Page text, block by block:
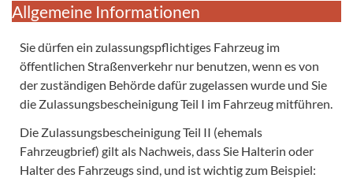
Allgemeine Informationen
Sie dürfen ein zulassungspflichtiges Fahrzeug im
öffentlichen Straßenverkehr nur benutzen, wenn es von
der zuständigen Behörde dafür zugelassen wurde und Sie
die Zulassungsbescheinigung Teil I im Fahrzeug mitführen.
Die Zulassungsbescheinigung Teil II (ehemals
Fahrzeugbrief) gilt als Nachweis, dass Sie Halterin oder
Halter des Fahrzeugs sind, und ist wichtig zum Beispiel: